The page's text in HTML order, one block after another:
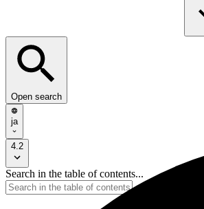
Open search
ja
4.2
Search in the table of contents...